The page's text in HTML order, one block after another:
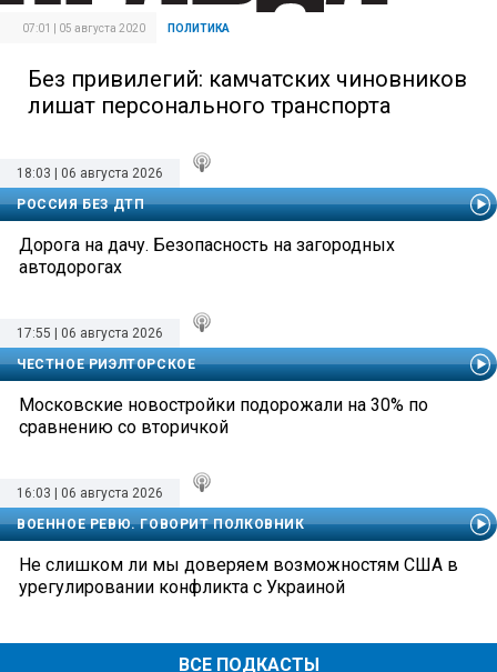
07:01 | 05 августа 2020 ПОЛИТИКА
Без привилегий: камчатских чиновников
лишат персонального транспорта
ВСЕ ПОДКАСТЫ
18:03 | 06 августа 2026
РОССИЯ БЕЗ ДТП
Дорога на дачу. Безопасность на загородных
автодорогах
17:55 | 06 августа 2026
ЧЕСТНОЕ РИЭЛТОРСКОЕ
Московские новостройки подорожали на 30% по
сравнению со вторичкой
16:03 | 06 августа 2026
ВОЕННОЕ РЕВЮ. ГОВОРИТ ПОЛКОВНИК
Не слишком ли мы доверяем возможностям США в
урегулировании конфликта с Украиной